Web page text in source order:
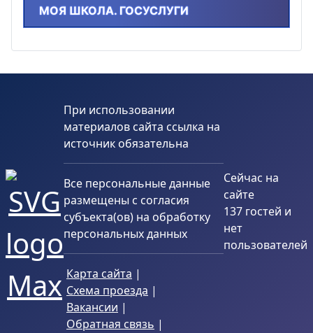
МОЯ ШКОЛА. ГОСУСЛУГИ
При использовании
материалов сайта ссылка на
источник обязательна
Все персональные данные
размещены с согласия
субъекта(ов) на обработку
персональных данных
Карта сайта |
Схема проезда |
Вакансии |
Обратная связь |
Сейчас на
сайте
137 гостей и
нет
пользователей